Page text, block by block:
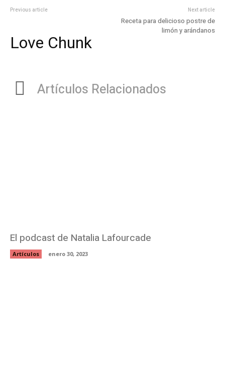
Previous article
Love Chunk
Next article
Receta para delicioso postre de
limón y arándanos
Artículos Relacionados
El podcast de Natalia Lafourcade
Artículos enero 30, 2023